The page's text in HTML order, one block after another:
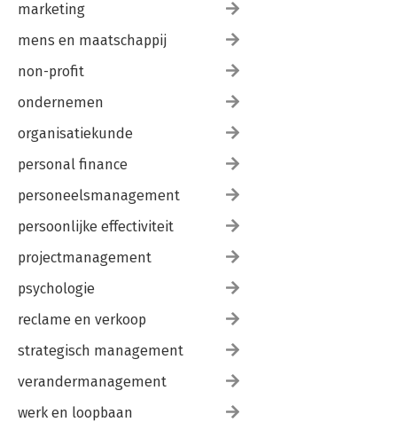
marketing
mens en maatschappij
non-profit
ondernemen
organisatiekunde
personal finance
personeelsmanagement
persoonlijke effectiviteit
projectmanagement
psychologie
reclame en verkoop
strategisch management
verandermanagement
werk en loopbaan